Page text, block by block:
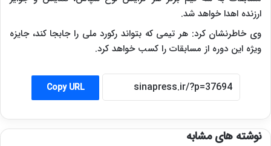
ارزنده اهدا خواهد شد.
وی خاطرنشان کرد: هر تیمی که بتواند رکورد ملی را جابجا کند، جایزه
ویژه این دوره از مسابقات را کسب خواهد کرد.
Copy URL
نوشته های مشابه